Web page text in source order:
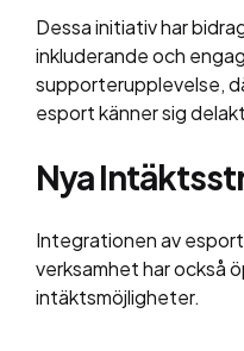
Dessa initiativ har
inkluderande och
supporterupplevelse,
esport känner sig
Nya
Integrationen av
verksamhet har också
intäktsmöjligheter.